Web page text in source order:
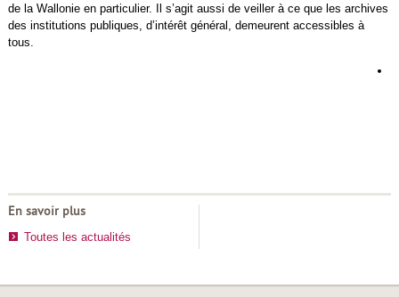
de la Wallonie en particulier. Il s’agit aussi de veiller à ce que les archives
des institutions publiques, d’intérêt général, demeurent accessibles à
tous.
En savoir plus
Toutes les actualités